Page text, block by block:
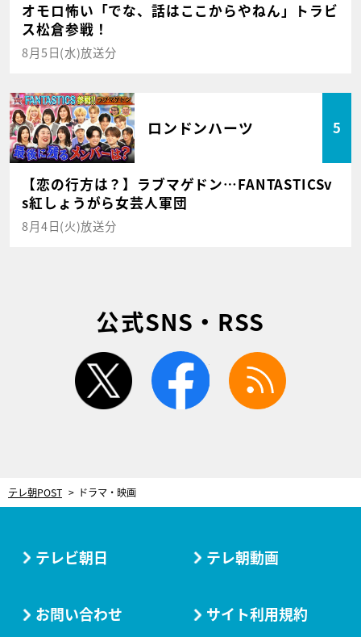
オモロ怖い「でな、話はここからやねん」トラビ
ス松倉参戦！
8月5日(水)放送分
ロンドンハーツ 5
【恋の行方は？】ラブマゲドン…FANTASTICSv
s紅しょうがら女芸人軍団
8月4日(火)放送分
公式SNS・RSS
twitter facebook
テレ朝POST ドラマ・映画
テレビ朝日 テレ朝動画
お問い合わせ サイト利用規約